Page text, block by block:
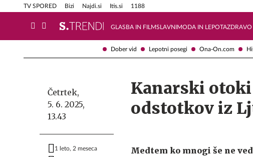
Dober vid Lepotni posegi Ona-On.com
TV SPORED Bizi Najdi.si Itis.si 1188
GLASBA IN FILMSLAVNIMODA IN LEPOTAZDRAVO
Info in obvestila Tehnik
Četrtek,
5. 6. 2025,
13.43
1 leto, 2 meseca
Kanarski
odstotkov iz
Medtem ko mnogi še ne